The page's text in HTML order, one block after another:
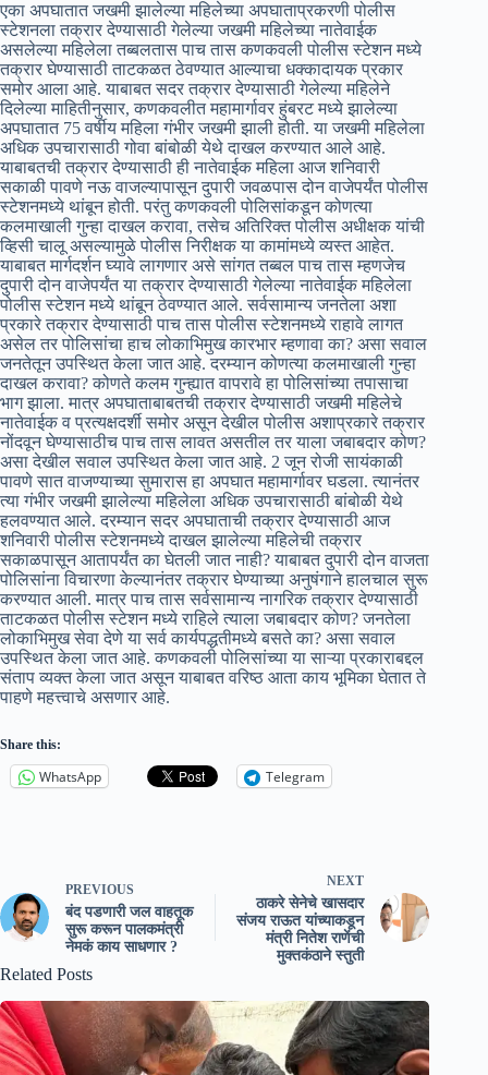
एका अपघातात जखमी झालेल्या महिलेच्या अपघाताप्रकरणी पोलीस
स्टेशनला तक्रार देण्यासाठी गेलेल्या जखमी महिलेच्या नातेवाईक
असलेल्या महिलेला तब्बलतास पाच तास कणकवली पोलीस स्टेशन मध्ये
तक्रार घेण्यासाठी ताटकळत ठेवण्यात आल्याचा धक्कादायक प्रकार
समोर आला आहे. याबाबत सदर तक्रार देण्यासाठी गेलेल्या महिलेने
दिलेल्या माहितीनुसार, कणकवलीत महामार्गावर हुंबरट मध्ये झालेल्या
अपघातात 75 वर्षीय महिला गंभीर जखमी झाली होती. या जखमी महिलेला
अधिक उपचारासाठी गोवा बांबोळी येथे दाखल करण्यात आले आहे.
याबाबतची तक्रार देण्यासाठी ही नातेवाईक महिला आज शनिवारी
सकाळी पावणे नऊ वाजल्यापासून दुपारी जवळपास दोन वाजेपर्यंत पोलीस
स्टेशनमध्ये थांबून होती. परंतु कणकवली पोलिसांकडून कोणत्या
कलमाखाली गुन्हा दाखल करावा, तसेच अतिरिक्त पोलीस अधीक्षक यांची
व्हिसी चालू असल्यामुळे पोलीस निरीक्षक या कामांमध्ये व्यस्त आहेत.
याबाबत मार्गदर्शन घ्यावे लागणार असे सांगत तब्बल पाच तास म्हणजेच
दुपारी दोन वाजेपर्यंत या तक्रार देण्यासाठी गेलेल्या नातेवाईक महिलेला
पोलीस स्टेशन मध्ये थांबून ठेवण्यात आले. सर्वसामान्य जनतेला अशा
प्रकारे तक्रार देण्यासाठी पाच तास पोलीस स्टेशनमध्ये राहावे लागत
असेल तर पोलिसांचा हाच लोकाभिमुख कारभार म्हणावा का? असा सवाल
जनतेतून उपस्थित केला जात आहे. दरम्यान कोणत्या कलमाखाली गुन्हा
दाखल करावा? कोणते कलम गुन्ह्यात वापरावे हा पोलिसांच्या तपासाचा
भाग झाला. मात्र अपघाताबाबतची तक्रार देण्यासाठी जखमी महिलेचे
नातेवाईक व प्रत्यक्षदर्शी समोर असून देखील पोलीस अशाप्रकारे तक्रार
नोंदवून घेण्यासाठीच पाच तास लावत असतील तर याला जबाबदार कोण?
असा देखील सवाल उपस्थित केला जात आहे. 2 जून रोजी सायंकाळी
पावणे सात वाजण्याच्या सुमारास हा अपघात महामार्गावर घडला. त्यानंतर
त्या गंभीर जखमी झालेल्या महिलेला अधिक उपचारासाठी बांबोळी येथे
हलवण्यात आले. दरम्यान सदर अपघाताची तक्रार देण्यासाठी आज
शनिवारी पोलीस स्टेशनमध्ये दाखल झालेल्या महिलेची तक्रार
सकाळपासून आतापर्यंत का घेतली जात नाही? याबाबत दुपारी दोन वाजता
पोलिसांना विचारणा केल्यानंतर तक्रार घेण्याच्या अनुषंगाने हालचाल सुरू
करण्यात आली. मात्र पाच तास सर्वसामान्य नागरिक तक्रार देण्यासाठी
ताटकळत पोलीस स्टेशन मध्ये राहिले त्याला जबाबदार कोण? जनतेला
लोकाभिमुख सेवा देणे या सर्व कार्यपद्धतीमध्ये बसते का? असा सवाल
उपस्थित केला जात आहे. कणकवली पोलिसांच्या या साऱ्या प्रकाराबद्दल
संताप व्यक्त केला जात असून याबाबत वरिष्ठ आता काय भूमिका घेतात ते
पाहणे महत्त्वाचे असणार आहे.
Share this:
WhatsApp Telegram
PREVIOUS
बंद पडणारी जल वाहतूक
सुरू करून पालकमंत्री
नेमकं काय साधणार ?
NEXT
ठाकरे सेनेचे खासदार
संजय राऊत यांच्याकडून
मंत्री नितेश राणेंची
मुक्तकंठाने स्तुती
Related Posts